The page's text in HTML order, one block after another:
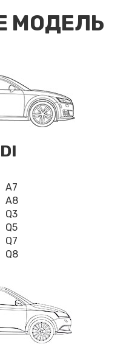
МОДЕЛЬ
A7
A8
Q3
Q5
Q7
Q8